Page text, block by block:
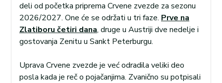
deli od početka priprema Crvene zvezde za sezonu
2026/2027. One će se održati u tri faze. Prve na
Zlatiboru četiri dana, druge u Austriji dve nedelje i
gostovanja Zenitu u Sankt Peterburgu.
Uprava Crvene zvezde je već odradila veliki deo
posla kada je reč o pojačanjima. Zvanično su potpisali